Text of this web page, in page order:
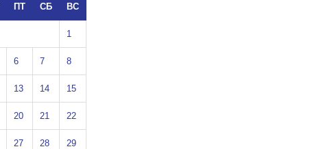
ПТ СБ ВС
1
6 7 8
13 14 15
20 21 22
27 28 29